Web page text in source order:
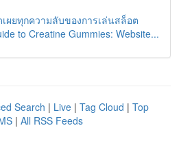
เผยทุกความลับของการเล่นสล็อต
to Creatine Gummies: Website...
Search | Live | Tag Cloud | Top
| All RSS Feeds